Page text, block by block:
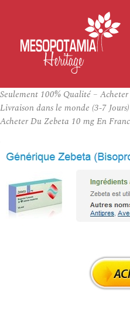
Seulement 100% Qualité –
Livraison dans le monde (3-7 Jours)
Acheter Du Zebeta 10 mg En